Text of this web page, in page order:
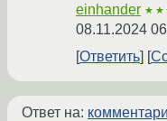
einhander
08.11.2024
Ответить
Ответ на: